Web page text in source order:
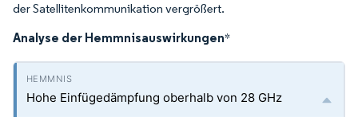
der Satellitenkommunikation vergrößert.
Analyse der Hemmnisauswirkungen*
Hohe Einfügedämpfung oberhalb von 28 GHz